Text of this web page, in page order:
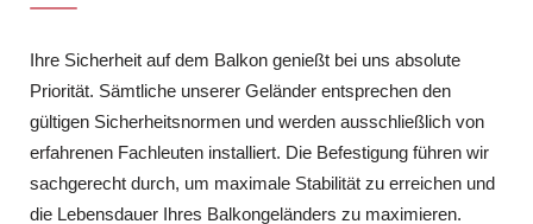
Ihre Sicherheit auf dem Balkon genießt bei uns absolute
Priorität. Sämtliche unserer Geländer entsprechen den
gültigen Sicherheitsnormen und werden ausschließlich von
erfahrenen Fachleuten installiert. Die Befestigung führen wir
sachgerecht durch, um maximale Stabilität zu erreichen und
die Lebensdauer Ihres Balkongeländers zu maximieren.